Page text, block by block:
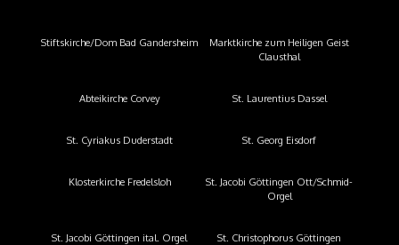
Stiftskirche/Dom Bad Gandersheim
Marktkirche zum Heiligen Geist
Clausthal
Abteikirche Corvey St. Laurentius Dassel
St. Cyriakus Duderstadt St. Georg Eisdorf
Klosterkirche Fredelsloh
St. Jacobi Göttingen Ott/Schmid-
Orgel
St. Jacobi Göttingen ital. Orgel St. Christophorus Göttingen